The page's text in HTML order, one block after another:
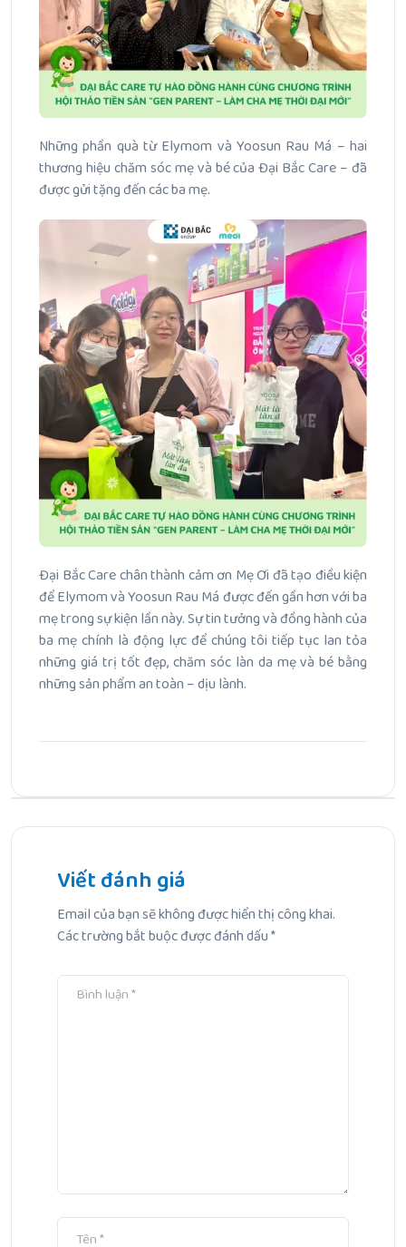
Những phần quà từ Elymom và Yoosun Rau Má – hai
thương hiệu chăm sóc mẹ và bé của Đại Bắc Care – đã
được gửi tặng đến các ba mẹ.
Đại Bắc Care chân thành cảm ơn Mẹ Ơi đã tạo điều kiện
để Elymom và Yoosun Rau Má được đến gần hơn với ba
mẹ trong sự kiện lần này. Sự tin tưởng và đồng hành của
ba mẹ chính là động lực để chúng tôi tiếp tục lan tỏa
những giá trị tốt đẹp, chăm sóc làn da mẹ và bé bằng
những sản phẩm an toàn – dịu lành.
Bé bị hôi miệng khi mọc răng: 4 Nguyên nhân chính và
Bài Tiếp Theo
Trẻ bị hăm đỏ hậu môn: Nguyên nhân, dấu hiệu và cách
Viết đánh giá
Email của bạn sẽ không được hiển thị công khai.
Các trường bắt buộc được đánh dấu*